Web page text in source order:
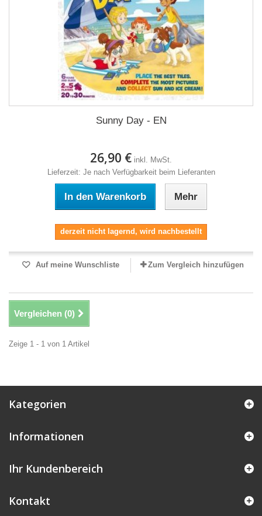
Sunny Day - EN
26,90 € inkl. MwSt.
Lieferzeit: Je nach Verfügbarkeit beim Lieferanten
In den Warenkorb Mehr
derzeit nicht lagernd, wird nachbestellt
Auf meine Wunschliste Zum Vergleich hinzufügen
Vergleichen (0)
Zeige 1 - 1 von 1 Artikel
Kategorien
Informationen
Ihr Kundenbereich
Kontakt